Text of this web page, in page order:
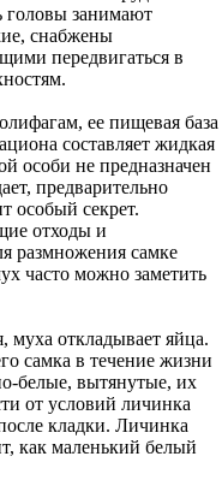
занимают
снабжены
передвигаться в
ее пищевая база
составляет жидкая
особи не предназначен
предварительно
особый секрет.
отходы и
размножения самке
часто можно заметить
муха откладывает яйца.
самка в течение жизни
белые, вытянутые, их
от условий личинка
кладки. Личинка
как маленький белый